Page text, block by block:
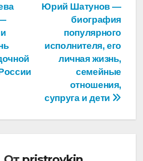
Юрий Шатунов —
биография
популярного
исполнителя, его
личная жизнь,
семейные
отношения,
супруга и дети